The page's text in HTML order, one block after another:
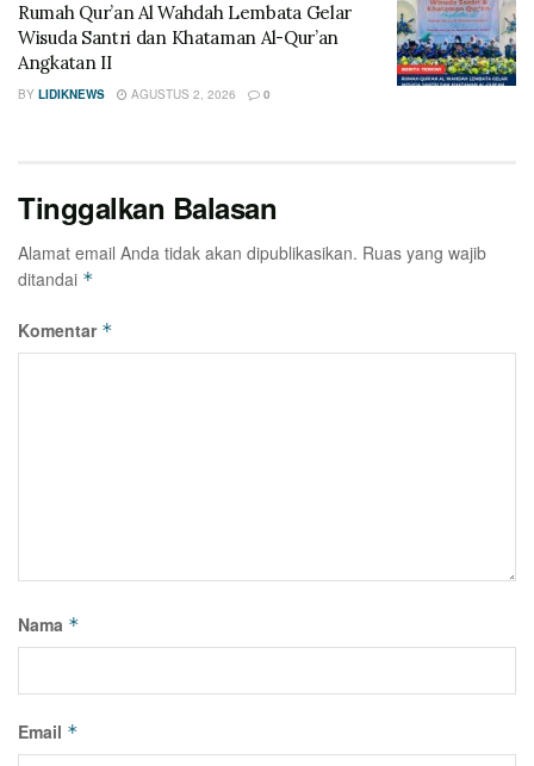
Rumah Qur’an Al Wahdah Lembata Gelar
Wisuda Santri dan Khataman Al-Qur’an
Angkatan II
BY LIDIKNEWS AGUSTUS 2, 2026 0
Tinggalkan Balasan
Alamat email Anda tidak akan dipublikasikan. Ruas yang wajib
ditandai *
Komentar *
Nama *
Email *